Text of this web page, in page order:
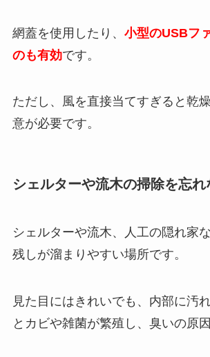
網蓋を使用したり、 小型のUSBフ
のも有効です。
ただし、風を直接当てすぎると乾
意が必要です。
シェルターや流木の掃除を忘れ
シェルターや流木、人工の隠れ家
残しが溜まりやすい場所です。
見た目にはきれいでも、内部に汚
とカビや雑菌が繁殖し、臭いの原